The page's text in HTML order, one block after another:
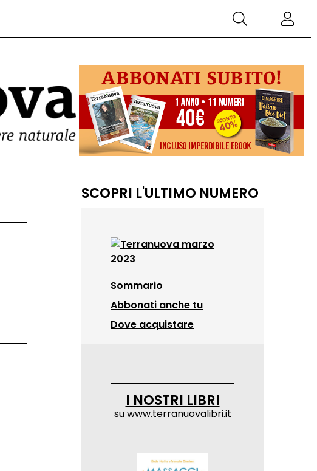
SCOPRI L'ULTIMO NUMERO
Sommario
Abbonati anche tu
Dove acquistare
I NOSTRI LIBRI
suwww.terranuovalibri.it